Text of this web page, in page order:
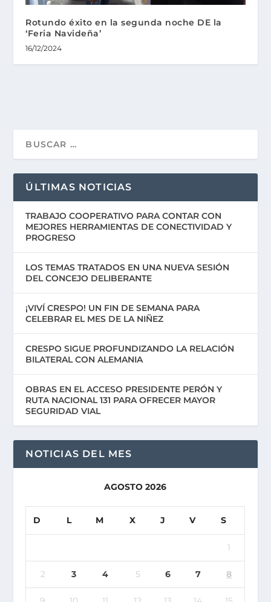
Rotundo éxito en la segunda noche DE la
‘Feria Navideña’
16/12/2024
ÚLTIMAS NOTICIAS
TRABAJO COOPERATIVO PARA CONTAR CON
MEJORES HERRAMIENTAS DE CONECTIVIDAD Y
PROGRESO
LOS TEMAS TRATADOS EN UNA NUEVA SESIÓN
DEL CONCEJO DELIBERANTE
¡VIVÍ CRESPO! UN FIN DE SEMANA PARA
CELEBRAR EL MES DE LA NIÑEZ
CRESPO SIGUE PROFUNDIZANDO LA RELACIÓN
BILATERAL CON ALEMANIA
OBRAS EN EL ACCESO PRESIDENTE PERÓN Y
RUTA NACIONAL 131 PARA OFRECER MAYOR
SEGURIDAD VIAL
NOTICIAS DEL MES
AGOSTO 2026
D L M X J V S
1
2 3 4 5 6 7 8